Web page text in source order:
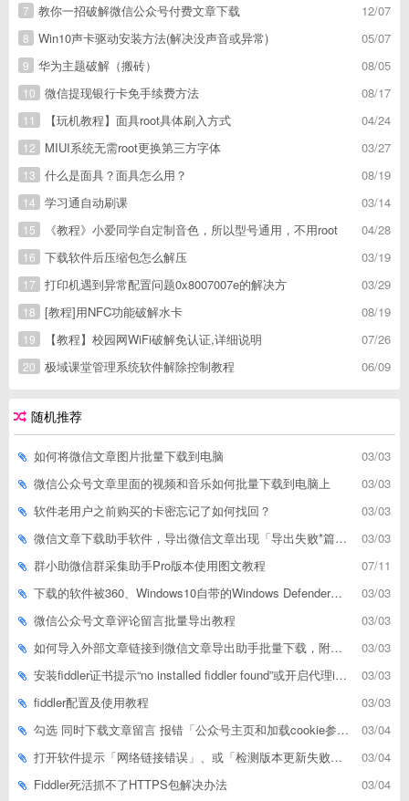
12/07
7
教你一招破解微信公众号付费文章下载
05/07
8
Win10声卡驱动安装方法(解决没声音或异常)
08/05
9
华为主题破解（搬砖）
08/17
10
微信提现银行卡免手续费方法
04/24
11
【玩机教程】面具root具体刷入方式
03/27
12
MIUI系统无需root更换第三方字体
08/19
13
什么是面具？面具怎么用？
03/14
14
学习通自动刷课
04/28
15
《教程》小爱同学自定制音色，所以型号通用，不用root
03/19
16
下载软件后压缩包怎么解压
03/29
17
打印机遇到异常配置问题0x8007007e的解决方
08/19
18
[教程]用NFC功能破解水卡
07/26
19
【教程】校园网WiFi破解免认证,详细说明
06/09
20 极域课堂管理系统软件解除控制教程
随机推荐
03/03
如何将微信文章图片批量下载到电脑
03/03
微信公众号文章里面的视频和音乐如何批量下载到电脑上
03/03
软件老用户之前购买的卡密忘记了如何找回？
03/03
微信文章下载助手软件，导出微信文章出现「导出失败*篇」如何解决
07/11
群小助微信群采集助手Pro版本使用图文教程
03/03
下载的软件被360、Windows10自带的Windows Defender、腾讯管家等杀毒软件误删了怎么解决
03/03
微信公众号文章评论留言批量导出教程
03/03
如何导入外部文章链接到微信文章导出助手批量下载，附上3种方式
03/03
安装fiddler证书提示“no installed fiddler found”或开启代理ip失败
03/03
fiddler配置及使用教程
03/04
勾选 同时下载文章留言 报错「公众号主页和加载cookie参数不能为空」
03/04
打开软件提示「网络链接错误」、或「检测版本更新失败」等网络问题解决方案
03/04
Fiddler死活抓不了HTTPS包解决办法